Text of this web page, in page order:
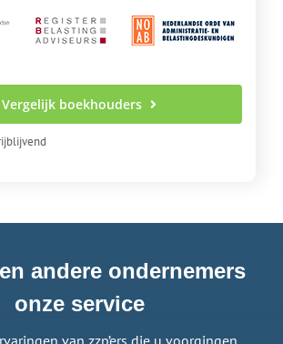
Vergelijk boekhouders
andere ondernemers
onze service